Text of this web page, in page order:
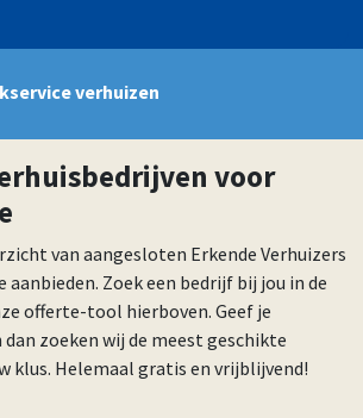
verhuizen
voor
van aangesloten Erkende Verhuizers
aanbieden. Zoek een bedrijf bij jou in de
offerte-tool hierboven. Geef je
zoeken wij de meest geschikte
klus. Helemaal gratis en vrijblijvend!